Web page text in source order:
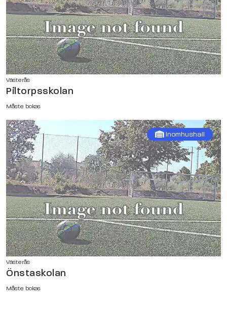
Västerås
Piltorpsskolan
Måste bokas
Inomhushall
Västerås
Önstaskolan
Måste bokas